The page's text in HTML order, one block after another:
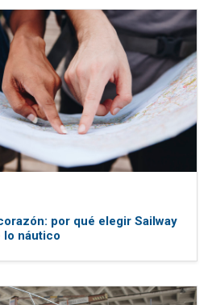
por qué elegir Sailway
lo náutico